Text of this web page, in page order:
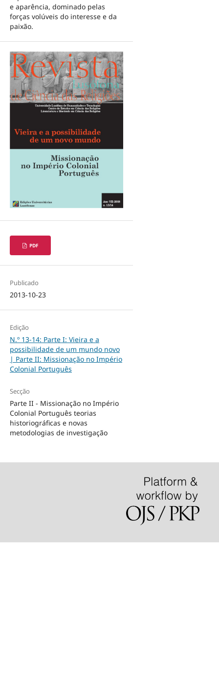
e aparência, dominado pelas
forças volúveis do interesse e da
paixão.
PDF
Publicado
2013-10-23
Edição
N.º 13-14: Parte I: Vieira e a
possibilidade de um mundo novo
| Parte II: Missionação no Império
Colonial Português
Secção
Parte II - Missionação no Império
Colonial Português teorias
historiográficas e novas
metodologias de investigação